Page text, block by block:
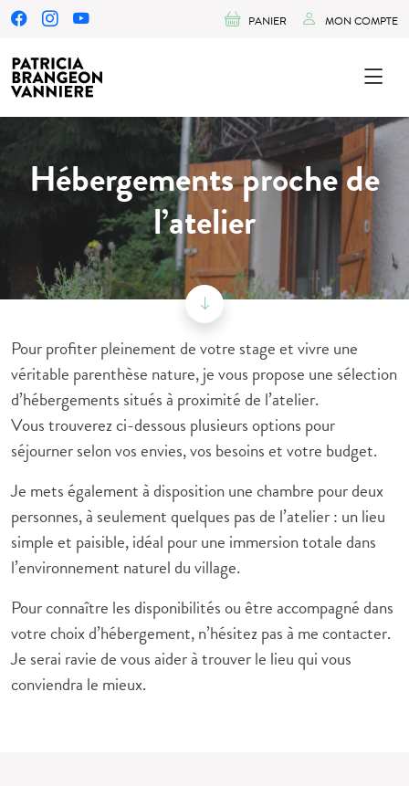
PANIER MON COMPTE
Hébergements proche de
l’atelier
Pour profiter pleinement de votre stage et vivre une
véritable parenthèse nature, je vous propose une sélection
d’hébergements situés à proximité de l’atelier.
Vous trouverez ci-dessous plusieurs options pour
séjourner selon vos envies, vos besoins et votre budget.
Je mets également à disposition une chambre pour deux
personnes, à seulement quelques pas de l’atelier : un lieu
simple et paisible, idéal pour une immersion totale dans
l’environnement naturel du village.
Pour connaître les disponibilités ou être accompagné dans
votre choix d’hébergement, n’hésitez pas à me contacter.
Je serai ravie de vous aider à trouver le lieu qui vous
conviendra le mieux.